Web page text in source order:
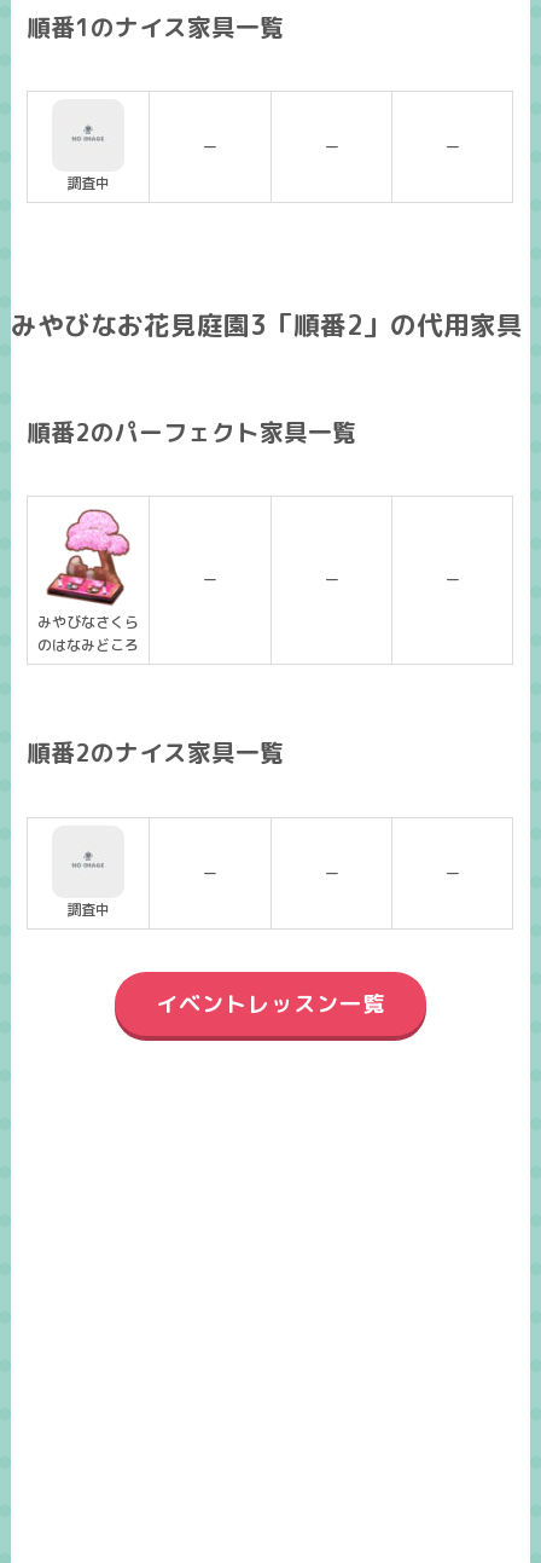
順番1のナイス家具一覧
調査中
ー ー ー
みやびなお花見庭園3「順番2」の代用家具
順番2のパーフェクト家具一覧
みやびなさくら
のはなみどころ
ー ー ー
順番2のナイス家具一覧
調査中
ー ー ー
イベントレッスン一覧